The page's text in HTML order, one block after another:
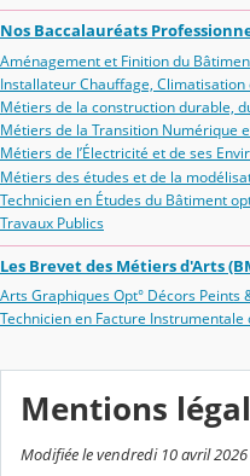
Nos Baccalauréats
Aménagement et Finition du
Installateur Chauffage,
Métiers de la construction durable,
Métiers de la Transition Numérique
Métiers de l’Électricité et de ses
Métiers des études et de la
Technicien en Études du Bâtiment
Travaux Publics
Les Brevet des Métiers d'Arts
Arts Graphiques Opt° Décors Peints
Technicien en Facture Instrumentale
Mentions
Modifiée le vendredi 10 avril